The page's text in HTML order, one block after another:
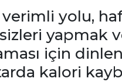
verimli yolu,
yapmak
için
kalori